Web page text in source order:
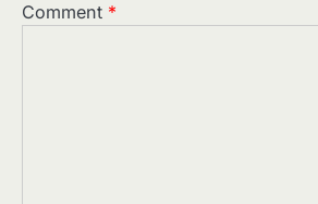
Comment *